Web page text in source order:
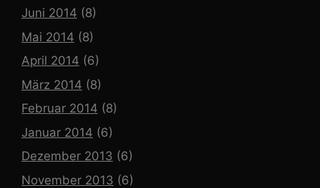
Juni 2014 (8)
Mai 2014 (8)
April 2014 (6)
März 2014 (8)
Februar 2014 (8)
Januar 2014 (6)
Dezember 2013 (6)
November 2013 (6)